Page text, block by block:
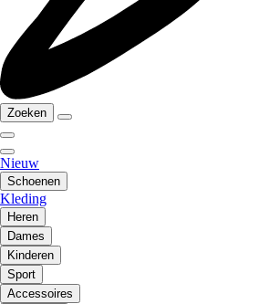
Zoeken
Nieuw
Schoenen
Kleding
Heren
Dames
Kinderen
Sport
Accessoires